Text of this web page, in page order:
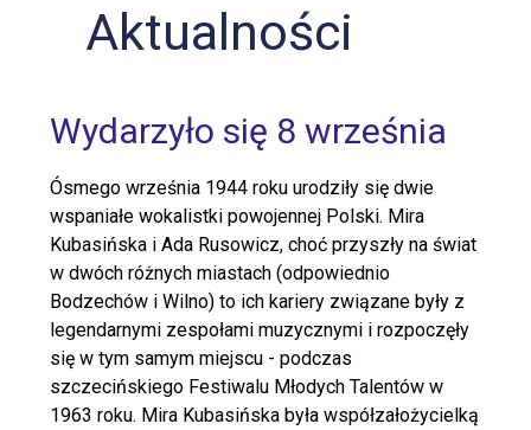
Aktualności
Wydarzyło się 8 września
Ósmego września 1944 roku urodziły się dwie
wspaniałe wokalistki powojennej Polski. Mira
Kubasińska i Ada Rusowicz, choć przyszły na świat
w dwóch różnych miastach (odpowiednio
Bodzechów i Wilno) to ich kariery związane były z
legendarnymi zespołami muzycznymi i rozpoczęły
się w tym samym miejscu - podczas
szczecińskiego Festiwalu Młodych Talentów w
1963 roku. Mira Kubasińska była współzałożycielką